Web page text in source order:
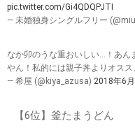
pic.twitter.com/Gi4QDQPJTI
— 未婚独身シングルフリー
なか卯のうな重おいしい…！あん
やん！私的には親子丼よりオスス
— 希屋 (@kiya_azusa) 2018年6月
【6位】釜たまうどん